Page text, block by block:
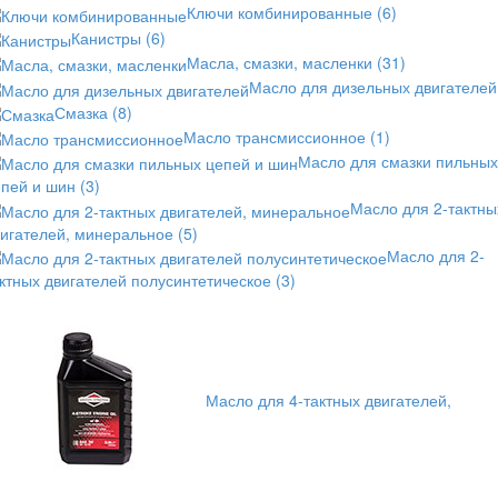
Ключи комбинированные (6)
Канистры (6)
Масла, смазки, масленки (31)
Масло для дизельных двигателей
Смазка (8)
Масло трансмиссионное (1)
Масло для смазки пильных
и шин (3)
Масло для 2-
минеральное (5)
Масло для 2-
двигателей полусинтетическое (3)
Масло для 4-тактных двигателей,